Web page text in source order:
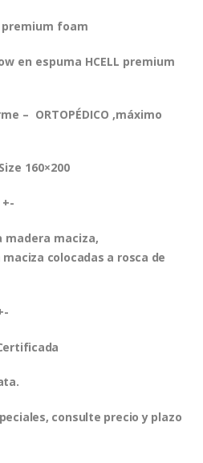
foam
en espuma HCELL premium
– ORTOPÉDICO ,máximo
160×200
madera maciza,
maciza colocadas a rosca de
consulte precio y plazo